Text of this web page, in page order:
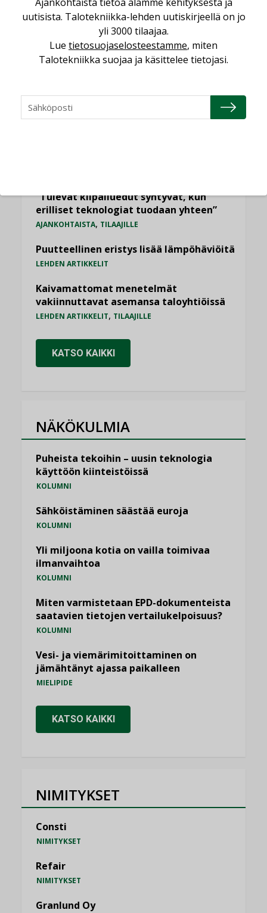
LUETUIMMAT UUTISET
Datakeskusurakointi on tekniikkalaji
Jarno Hacklin Cervin yrityskaupasta:
”Asiakkaat hakevat kumppaneita, jotka
”Tulevat kilpailuedut syntyvät, kun
erilliset teknologiat tuodaan yhteen”
AJANKOHTAISTA, TILAAJILLE
Puutteellinen eristys lisää lämpöhäviöitä
LEHDEN ARTIKKELIT
Kaivamattomat menetelmät
vakiinnuttavat asemansa taloyhtiöissä
LEHDEN ARTIKKELIT, TILAAJILLE
KATSO KAIKKI
NÄKÖKULMIA
Puheista tekoihin – uusin teknologia
käyttöön kiinteistöissä
KOLUMNI
Sähköistäminen säästää euroja
KOLUMNI
Yli miljoona kotia on vailla toimivaa
ilmanvaihtoa
KOLUMNI
Miten varmistetaan EPD-dokumenteista
saatavien tietojen vertailukelpoisuus?
KOLUMNI
Vesi- ja viemärimitoittaminen on
jämähtänyt ajassa paikalleen
MIELIPIDE
KATSO KAIKKI
NIMITYKSET
Consti
NIMITYKSET
Refair
NIMITYKSET
Granlund Oy
uutisista. Talotekniikka-lehden uutiskirjeellä on jo
yli 3000 tilaajaa.
Lue tietosuojaselosteestamme, miten
Talotekniikka suojaa ja käsittelee tietojasi.